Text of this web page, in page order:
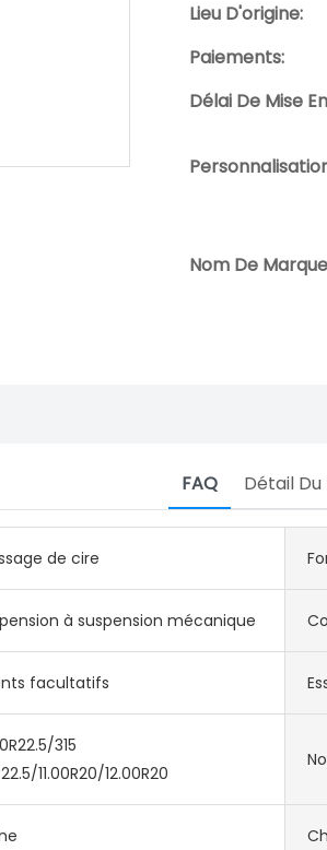
Lieu D'origine:
Paiements:
Délai De Mise
Nom De
FAQ Détail
de cire
à suspension mécanique
facultatifs
315
11.00R20/12.00R20